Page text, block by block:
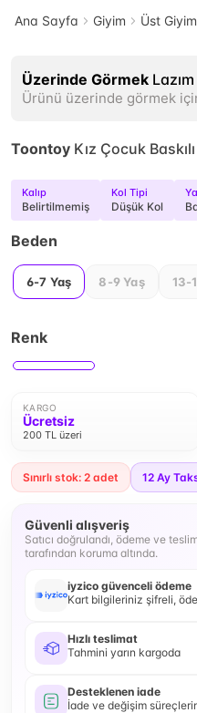
Ana Sayfa Giyim Üst Giyim
Üzerinde Görmek Lazım
Ürünü üzerinde görmek
Toontoy Kız Çocuk
Kalıp
Belirtilmemiş
Kol Tipi
Düşük Kol
Beden
6-7 Yaş 8-9 Yaş 13-
Renk
KARGO
Ücretsiz
200 TL üzeri
Sınırlı stok: 2 adet 12 Ay
Güvenli alışveriş
Satıcı doğrulandı, ödeme ve
tarafından koruma altında.
iyzico güvenceli ödeme
Kart bilgileriniz şifreli,
Hızlı teslimat
Tahmini yarın kargoda
Desteklenen iade
İade ve değişim